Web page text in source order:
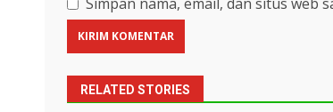
RELATED STORIES